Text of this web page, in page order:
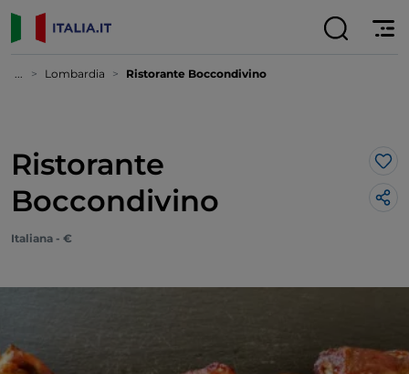
... Lombardia Ristorante Boccondivino
Ristorante
Boccondivino
Italiana - €